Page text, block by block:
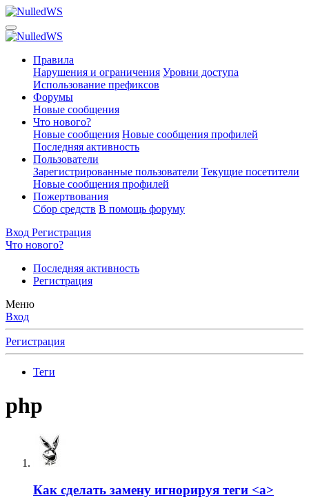
Правила
Нарушения и ограничения Уровни доступа
Использование префиксов
Форумы
Новые сообщения
Что нового?
Новые сообщения Новые сообщения профилей
Последняя активность
Пользователи
Зарегистрированные пользователи Текущие посетители
Новые сообщения профилей
Пожертвования
Сбор средств В помощь форуму
Вход Регистрация
Что нового?
Последняя активность
Регистрация
Меню
Вход
Регистрация
Теги
php
Как сделать замену игнорируя теги <a>